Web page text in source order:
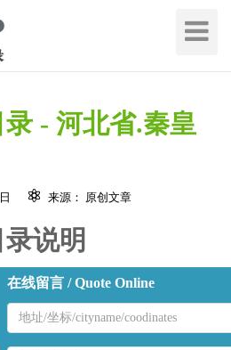
切
导
- 河北省.秦皇
来源： 原创文章
说明
年可调取的
数据均覆盖秦皇岛市主要区域
盖面积略有差异， （如需要秦
在线留言 / Quote Online
地
区